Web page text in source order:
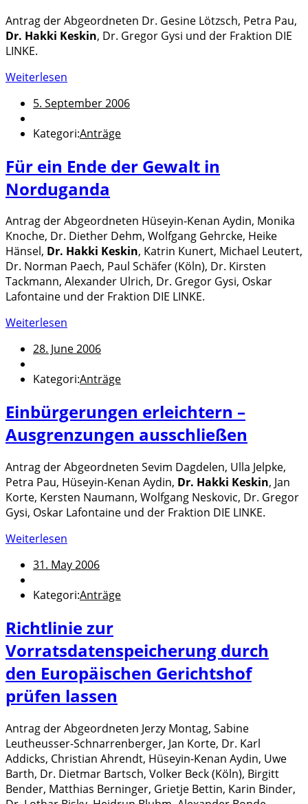
Antrag der Abgeordneten Dr. Gesine Lötzsch, Petra Pau,
Dr. Hakki Keskin, Dr. Gregor Gysi und der Fraktion DIE
LINKE.
Weiterlesen
5. September 2006
Kategori:Anträge
Für ein Ende der Gewalt in
Norduganda
Antrag der Abgeordneten Hüseyin-Kenan Aydin, Monika
Knoche, Dr. Diether Dehm, Wolfgang Gehrcke, Heike
Hänsel, Dr. Hakki Keskin, Katrin Kunert, Michael Leutert,
Dr. Norman Paech, Paul Schäfer (Köln), Dr. Kirsten
Tackmann, Alexander Ulrich, Dr. Gregor Gysi, Oskar
Lafontaine und der Fraktion DIE LINKE.
Weiterlesen
28. June 2006
Kategori:Anträge
Einbürgerungen erleichtern –
Ausgrenzungen ausschließen
Antrag der Abgeordneten Sevim Dagdelen, Ulla Jelpke,
Petra Pau, Hüseyin-Kenan Aydin, Dr. Hakki Keskin, Jan
Korte, Kersten Naumann, Wolfgang Neskovic, Dr. Gregor
Gysi, Oskar Lafontaine und der Fraktion DIE LINKE.
Weiterlesen
31. May 2006
Kategori:Anträge
Richtlinie zur
Vorratsdatenspeicherung durch
den Europäischen Gerichtshof
prüfen lassen
Antrag der Abgeordneten Jerzy Montag, Sabine
Leutheusser-Schnarrenberger, Jan Korte, Dr. Karl
Addicks, Christian Ahrendt, Hüseyin-Kenan Aydin, Uwe
Barth, Dr. Dietmar Bartsch, Volker Beck (Köln), Birgitt
Bender, Matthias Berninger, Grietje Bettin, Karin Binder,